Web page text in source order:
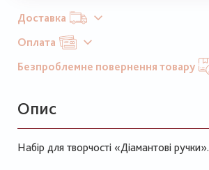
Доставка
Оплата
Безпроблемне повернення товару
Опис
Набір для творчості «Діамантові ручки».